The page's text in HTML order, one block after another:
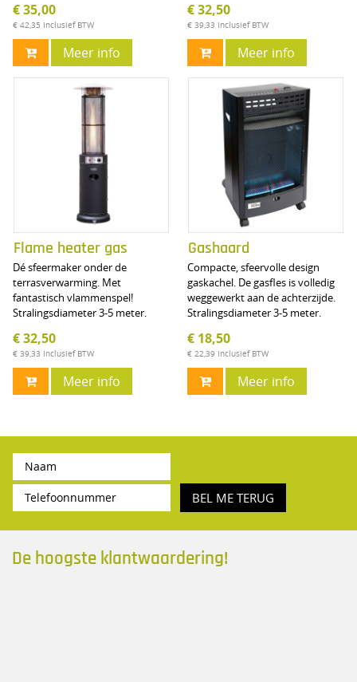
€ 35,00
€ 42,35 Inclusief BTW
Meer info
€ 32,50
€ 39,33 Inclusief BTW
Meer info
Flame heater gas
Dé sfeermaker onder de
terrasverwarming. Met
fantastisch vlammenspel!
Stralingsdiameter 3-5 meter.
€ 32,50
€ 39,33 Inclusief BTW
Meer info
Gashaard
Compacte, sfeervolle design
gaskachel. De gasfles is volledig
weggewerkt aan de achterzijde.
Stralingsdiameter 3-5 meter.
€ 18,50
€ 22,39 Inclusief BTW
Meer info
BEL ME TERUG
De hoogste klantwaardering!